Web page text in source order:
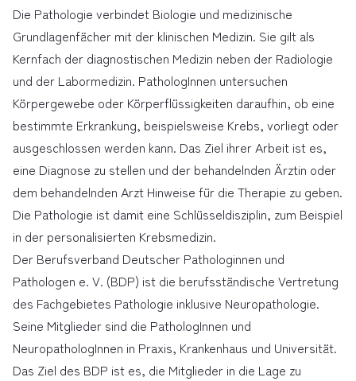
Die Pathologie verbindet Biologie und medizinische
Grundlagenfächer mit der klinischen Medizin. Sie gilt als
Kernfach der diagnostischen Medizin neben der Radiologie
und der Labormedizin. PathologInnen untersuchen
Körpergewebe oder Körperflüssigkeiten daraufhin, ob eine
bestimmte Erkrankung, beispielsweise Krebs, vorliegt oder
ausgeschlossen werden kann. Das Ziel ihrer Arbeit ist es,
eine Diagnose zu stellen und der behandelnden Ärztin oder
dem behandelnden Arzt Hinweise für die Therapie zu geben.
Die Pathologie ist damit eine Schlüsseldisziplin, zum Beispiel
in der personalisierten Krebsmedizin.
Der Berufsverband Deutscher Pathologinnen und
Pathologen e. V. (BDP) ist die berufsständische Vertretung
des Fachgebietes Pathologie inklusive Neuropathologie.
Seine Mitglieder sind die PathologInnen und
NeuropathologInnen in Praxis, Krankenhaus und Universität.
Das Ziel des BDP ist es, die Mitglieder in die Lage zu